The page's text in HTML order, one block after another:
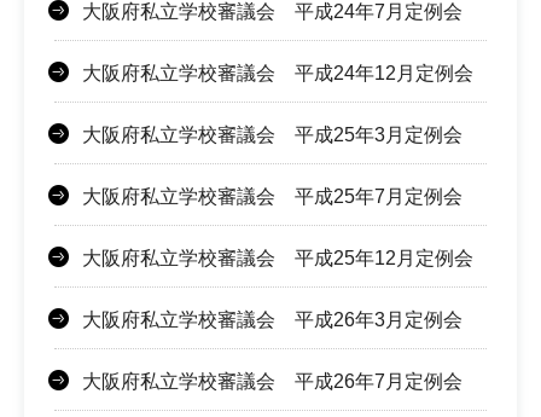
大阪府私立学校審議会 平成24年7月定例会
大阪府私立学校審議会 平成24年12月定例会
大阪府私立学校審議会 平成25年3月定例会
大阪府私立学校審議会 平成25年7月定例会
大阪府私立学校審議会 平成25年12月定例会
大阪府私立学校審議会 平成26年3月定例会
大阪府私立学校審議会 平成26年7月定例会